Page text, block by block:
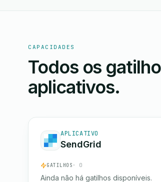
CAPACIDADES
Todos os
aplicativos.
APLICATIVO
SendGrid
GATILHOS · 0
Ainda não há gatilhos disponíveis.